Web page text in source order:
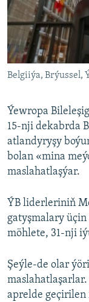
Belgiiýa, Brýussel,
Ýewropa
15-nji dekabrda
atlandyryşy
bolan «mina
maslahatlaşýar.
ÝB liderleriniň
gatyşmalary
möhlete, 31-nji
Şeýle-de olar
aprelde